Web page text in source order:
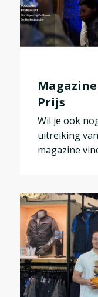
Prijs
Wil je ook
uitreiking
magazine